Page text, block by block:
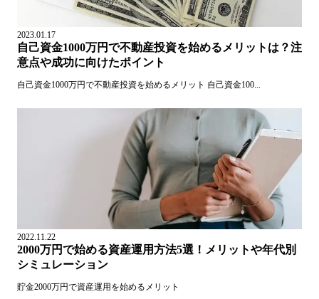
2023.01.17
自己資金1000万円で不動産投資を始めるメリットは？注
意点や成功に向けたポイント
自己資金1000万円で不動産投資を始めるメリット 自己資金100...
2022.11.22
2000万円で始める資産運用方法5選！メリットや年代別
シミュレーション
貯金2000万円で資産運用を始めるメリット